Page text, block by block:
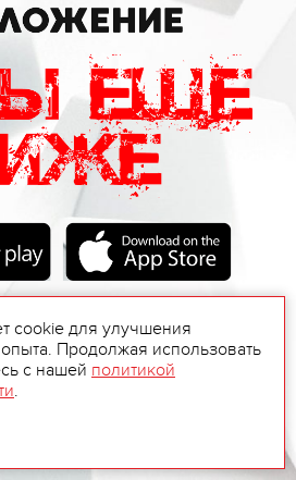
cookie для улучшения
Продолжая использовать
с нашей политикой
.